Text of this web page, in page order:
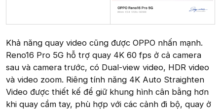
Khả năng quay video cũng được OPPO nhấn mạnh.
Reno16 Pro 5G hỗ trợ quay 4K 60 fps ở cả camera
sau và camera trước, có Dual-view video, HDR video
và video zoom. Riêng tính năng 4K Auto Straighten
Video được thiết kế để giữ khung hình cân bằng hơn
khi quay cầm tay, phù hợp với các cảnh đi bộ, quay ở